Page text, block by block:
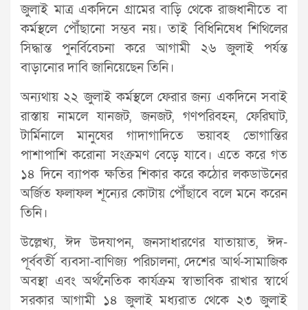
জুলাই মাত্র একদিনে গ্রামের বাড়ি থেকে রাজধানীতে বা
কর্মস্থলে পৌঁছানো সম্ভব নয়। তাই বিধিনিষেধ শিথিলের
সিদ্ধান্ত পুনর্বিবেচনা করে আগামী ২৬ জুলাই পর্যন্ত
বাড়ানোর দাবি জানিয়েছেন তিনি।
অন্যথায় ২২ জুলাই কর্মস্থলে ফেরার জন্য একদিনে সবাই
রাস্তায় নামলে যানজট, জনজট, গণপরিবহন, ফেরিঘাট,
টার্মিনালে মানুষের গাদাগাদিতে ভয়াবহ ভোগান্তির
পাশাপাশি করোনা সংক্রমণ বেড়ে যাবে। এতে করে গত
১৪ দিনে ব্যাপক ক্ষতির শিকার করে কঠোর লকডাউনের
অর্জিত ফলাফল শূন্যের কোটায় পৌঁছাবে বলে মনে করেন
তিনি।
উল্লেখ্য, ঈদ উদযাপন, জনসাধারণের যাতায়াত, ঈদ-
পূর্ববর্তী ব্যবসা-বাণিজ্য পরিচালনা, দেশের আর্থ-সামাজিক
অবস্থা এবং অর্থনৈতিক কার্যক্রম স্বাভাবিক রাখার স্বার্থে
সরকার আগামী ১৪ জুলাই মধ্যরাত থেকে ২৩ জুলাই